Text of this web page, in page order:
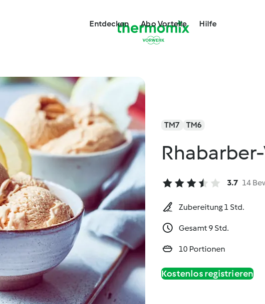
Entdecken Abo Vorteile Hilfe
TM7 TM6
3.7 14
Zubereitung 1 Std.
Gesamt 9 Std.
10 Portionen
Kostenlos registrieren